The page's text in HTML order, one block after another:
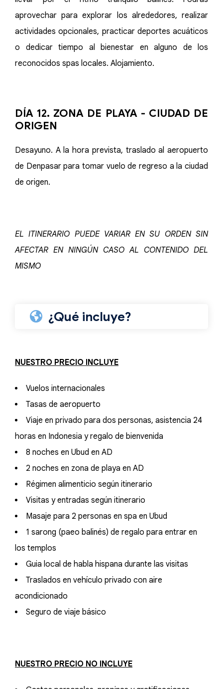
aprovechar para explorar los alrededores, realizar
actividades opcionales, practicar deportes acuáticos
o dedicar tiempo al bienestar en alguno de los
reconocidos spas locales. Alojamiento.
DÍA 12. ZONA DE PLAYA - CIUDAD DE
ORIGEN
Desayuno. A la hora prevista, traslado al aeropuerto
de Denpasar para tomar vuelo de regreso a la ciudad
de origen.
EL ITINERARIO PUEDE VARIAR EN SU ORDEN SIN
AFECTAR EN NINGÚN CASO AL CONTENIDO DEL
MISMO
¿Qué incluye?
NUESTRO PRECIO INCLUYE
Vuelos internacionales
Tasas de aeropuerto
Viaje en privado para dos personas, asistencia 24
horas en Indonesia y regalo de bienvenida
8 noches en Ubud en AD
2 noches en zona de playa en AD
Régimen alimenticio según itinerario
Visitas y entradas según itinerario
Masaje para 2 personas en spa en Ubud
1 sarong (paeo balinés) de regalo para entrar en
los templos
Guia local de habla hispana durante las visitas
Traslados en vehículo privado con aire
acondicionado
Seguro de viaje básico
NUESTRO PRECIO NO INCLUYE